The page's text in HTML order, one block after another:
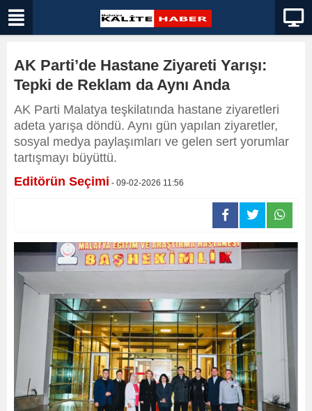
AK Parti’de Hastane Ziyareti Yarışı:
Tepki de Reklam da Aynı Anda
AK Parti Malatya teşkilatında hastane ziyaretleri
adeta yarışa döndü. Aynı gün yapılan ziyaretler,
sosyal medya paylaşımları ve gelen sert yorumlar
tartışmayı büyüttü.
Editörün Seçimi - 09-02-2026 11:56